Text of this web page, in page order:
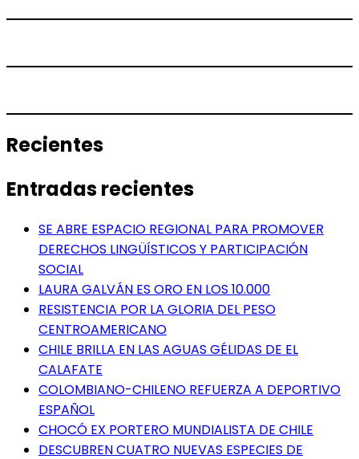
Recientes
Entradas recientes
SE ABRE ESPACIO REGIONAL PARA PROMOVER
DERECHOS LINGÜÍSTICOS Y PARTICIPACIÓN
SOCIAL
LAURA GALVÁN ES ORO EN LOS 10.000
RESISTENCIA POR LA GLORIA DEL PESO
CENTROAMERICANO
CHILE BRILLA EN LAS AGUAS GÉLIDAS DE EL
CALAFATE
COLOMBIANO-CHILENO REFUERZA A DEPORTIVO
ESPAÑOL
CHOCÓ EX PORTERO MUNDIALISTA DE CHILE
DESCUBREN CUATRO NUEVAS ESPECIES DE